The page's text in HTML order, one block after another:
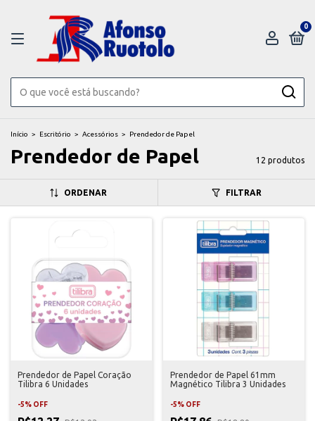
0
Início > Escritório > Acessórios > Prendedor de Papel
Prendedor de Papel 12 produtos
ORDENAR FILTRAR
Prendedor de Papel Coração
Tilibra 6 Unidades
-5% OFF
Prendedor de Papel 61mm
Magnético Tilibra 3 Unidades
-5% OFF